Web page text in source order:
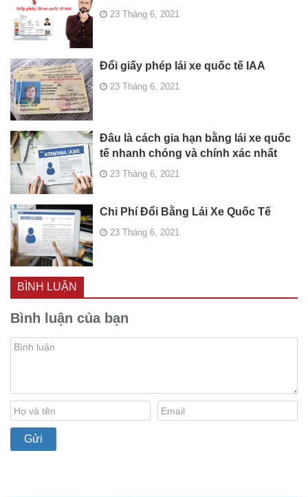
23 Tháng 6, 2021
Đổi giấy phép lái xe quốc tế IAA
23 Tháng 6, 2021
Đâu là cách gia hạn bằng lái xe quốc
tế nhanh chóng và chính xác nhất
23 Tháng 6, 2021
Chi Phí Đổi Bằng Lái Xe Quốc Tế
23 Tháng 6, 2021
BÌNH LUẬN
Bình luận của bạn